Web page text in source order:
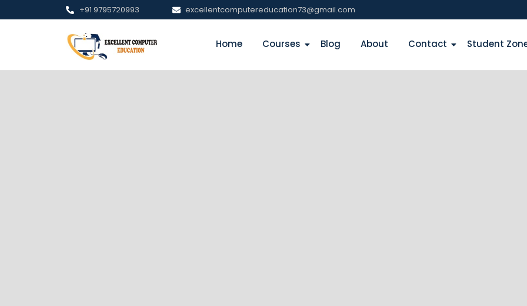
+91 9795720993 excellentcomputereducation73@gmail.com
Home Courses Blog About Contact Student